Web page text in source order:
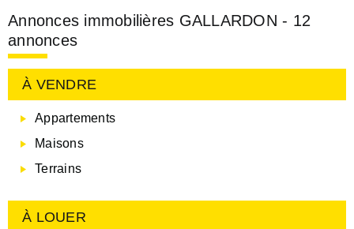
Annonces immobilières GALLARDON - 12
annonces
À VENDRE
Appartements
Maisons
Terrains
À LOUER